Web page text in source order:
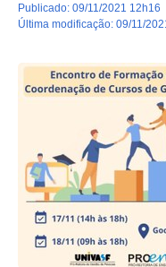
publicado: 09/11/2021 12h16
última modificação: 09/11/